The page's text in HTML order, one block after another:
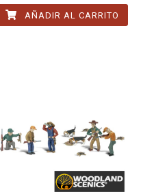
AÑADIR AL CARRITO